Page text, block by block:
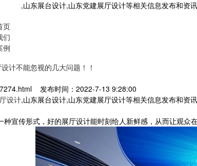
,山东展台设计,山东党建展厅设计等相关信息发布和资
页
们
例
计不能忽视的几大问题！！
发布时间：2022-7-13 9:28:00
设计,山东展台设计,山东党建展厅设计等相关信息发布和资
宣传形式，好的展厅设计能时刻给人新鲜感，从而让观众